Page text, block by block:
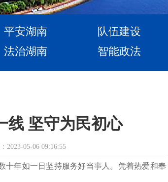
平安湖南
队伍建设
法治湖南 智能政法
线 坚守为民初心
2023-05-06 09:16:55
十年如一日坚持服务好当事人。凭着热爱和奉